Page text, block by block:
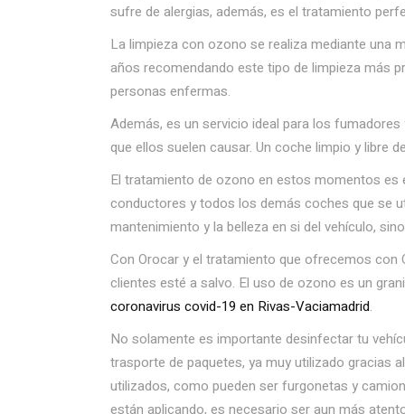
sufre de alergias, además, es el tratamiento
La limpieza con ozono se realiza mediante una
años recomendando este tipo de limpieza más
personas enfermas.
Además, es un servicio ideal para los
que ellos suelen causar. Un coche limpio y libre
El tratamiento de ozono en estos momentos
conductores y todos los demás coches que se
mantenimiento y la belleza en si del vehículo,
Con Orocar y el tratamiento que ofrecemos con
clientes esté a salvo. El uso de ozono es un
coronavirus covid-19 en Rivas-Vaciamadrid.
No solamente es importante desinfectar tu
trasporte de paquetes, ya muy utilizado gracias
utilizados, como pueden ser furgonetas y
están aplicando, es necesario ser aun más